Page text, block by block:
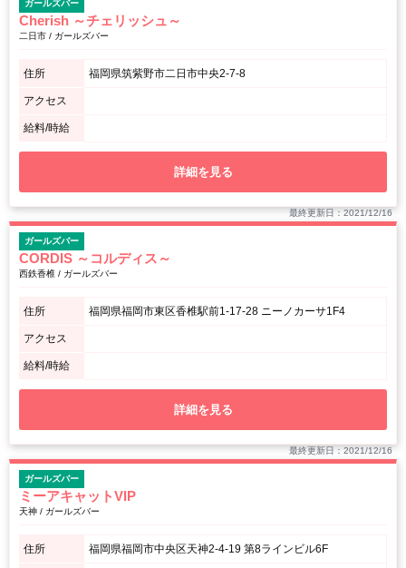
ガールズバー
Cherish ～チェリッシュ～
二日市 / ガールズバー
住所 福岡県筑紫野市二日市中央2-7-8
アクセス
給料/時給
詳細を見る
最終更新日：2021/12/16
ガールズバー
CORDIS ～コルディス～
西鉄香椎 / ガールズバー
住所 福岡県福岡市東区香椎駅前1-17-28 ニーノカーサ1F4
アクセス
給料/時給
詳細を見る
最終更新日：2021/12/16
ガールズバー
ミーアキャットVIP
天神 / ガールズバー
住所 福岡県福岡市中央区天神2-4-19 第8ラインビル6F